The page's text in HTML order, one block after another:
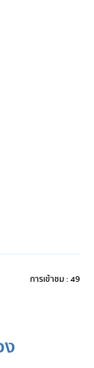
การเข้าชม : 49